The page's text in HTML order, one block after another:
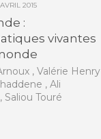
2015
:
vivantes
, Valérie Henry
, Ali
Saliou Touré